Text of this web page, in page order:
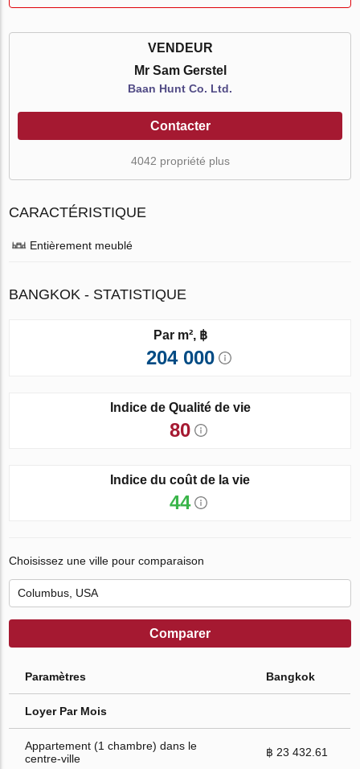
VENDEUR
Mr Sam Gerstel
Baan Hunt Co. Ltd.
Contacter
4042 propriété plus
CARACTÉRISTIQUE
Entièrement meublé
BANGKOK - STATISTIQUE
Par m², ฿
204 000
Indice de Qualité de vie
80
Indice du coût de la vie
44
Choisissez une ville pour comparaison
Comparer
Paramètres Bangkok
Loyer Par Mois
Appartement (1 chambre) dans le
centre-ville
฿ 23 432.61